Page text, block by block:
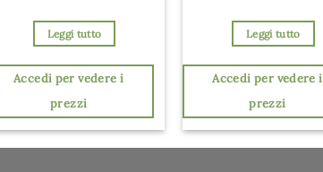
Leggi tutto
Accedi per vedere i
prezzi
Leggi tutto
Accedi per vedere i
prezzi